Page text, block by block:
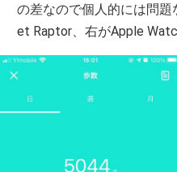
の差なので個人的には問
et Raptor、右がApple